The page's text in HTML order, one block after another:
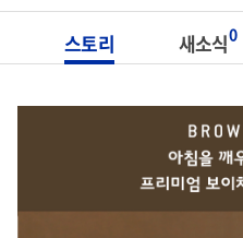
스토리 새소식0